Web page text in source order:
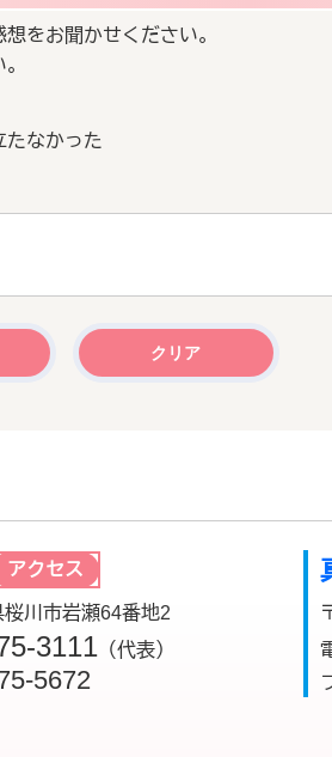
をお聞かせください。
たなかった
アクセス
川市岩瀬64番地2
3111 （代表）
5672